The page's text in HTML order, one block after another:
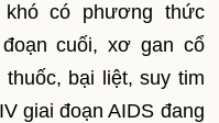
có phương thức
cuối, xơ gan cổ
bại liệt, suy tim
IV giai đoạn AIDS đang